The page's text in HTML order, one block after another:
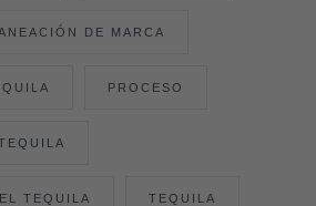
DE MARCA
PROCESO
TEQUILA TEQUILA